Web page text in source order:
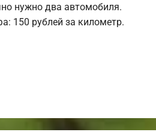
нужно два автомобиля.
150 рублей за километр.